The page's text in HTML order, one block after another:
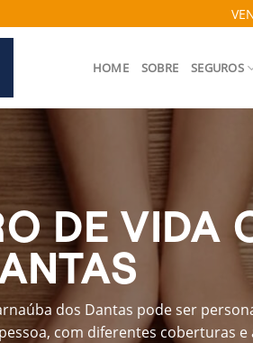
HOME SOBRE SEGUROS
DE VIDA
dos Dantas pode ser
com diferentes coberturas e